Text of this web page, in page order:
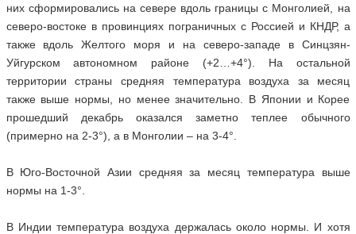
них сформировались на севере вдоль границы с Монголией, на
северо-востоке в провинциях пограничных с Россией и КНДР, а
также вдоль Желтого моря и на северо-западе в Синцзян-
Уйгурском автономном районе (+2…+4°). На остальной
территории страны средняя температура воздуха за месяц
также выше нормы, но менее значительно. В Японии и Корее
прошедший декабрь оказался заметно теплее обычного
(примерно на 2-3°), а в Монголии – на 3-4°.
В Юго-Восточной Азии средняя за месяц температура выше
нормы на 1-3°.
В Индии температура воздуха держалась около нормы. И хотя